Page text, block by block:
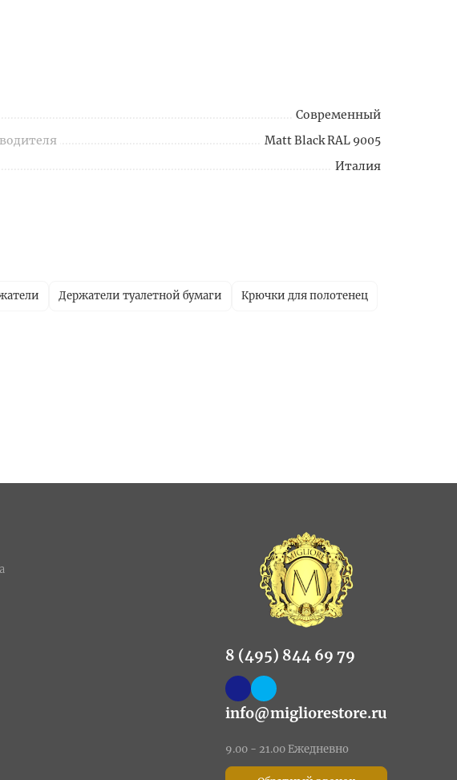
Современный
Matt Black RAL 9005
Италия
Держатели туалетной бумаги Крючки для полотенец
8 (495) 844 69 79
info@migliorestore.ru
9.00 - 21.00 Ежедневно